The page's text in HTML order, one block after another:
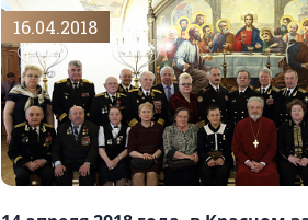
16.04.2018